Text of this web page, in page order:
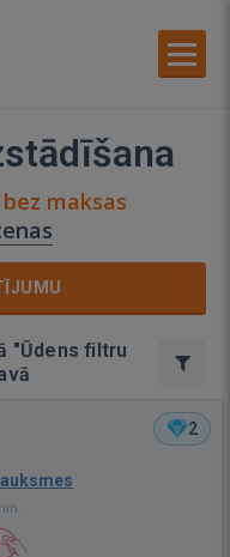
bez maksas
"Ūdens filtru
2